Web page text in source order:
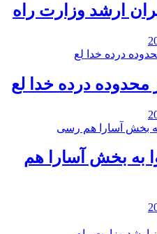
ارشد وزارت راه
درده خدا لع
به بخش آسارا هم